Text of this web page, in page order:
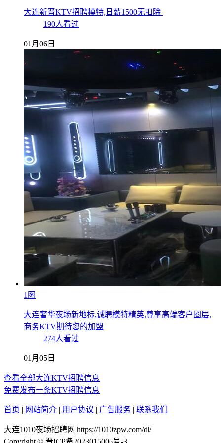
大连新晋KTV招聘模特,日薪1500无扣除
190人看过
01月06日
1图
大连奢华夜场新地标,诚聘模特精英,尊享高端客户圈层,
商务KTV期待您的加盟
274人看过
01月05日
查看全部大连KTV招聘信息
免费发布一条KTV招聘信息
首页 | 网站简介 | 用户协议 | 广告服务 | 联系我们
大连1010夜场招聘网 https://1010zpw.com/dl/
Copyright © 晋ICP备2023015006号-3